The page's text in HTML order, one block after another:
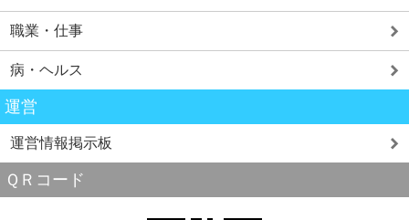
職業・仕事
病・ヘルス
運営
運営情報掲示板
ＱＲコード